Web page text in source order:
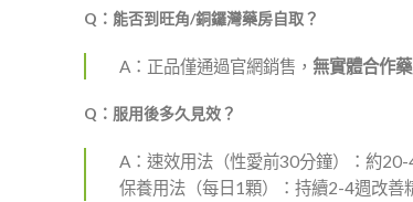
Q：能否到旺角/銅鑼灣藥房自取？
A：正品僅通過官網銷售， 無實體合作
Q：服用後多久見效？
A：速效用法（性愛前30分鐘）：約20-
保養用法（每日1顆）：持續2-4週改善